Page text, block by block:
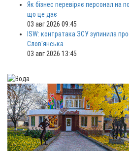
Як бізнес перевіряє персонал на
що це дає
03 авг 2026 09:45
ISW: контратака ЗСУ зупинила
Слов'янська
03 авг 2026 13:45